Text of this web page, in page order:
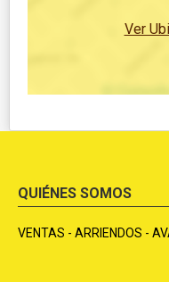
Ver
QUIÉNES SOMOS
VENTAS - ARRIENDOS -